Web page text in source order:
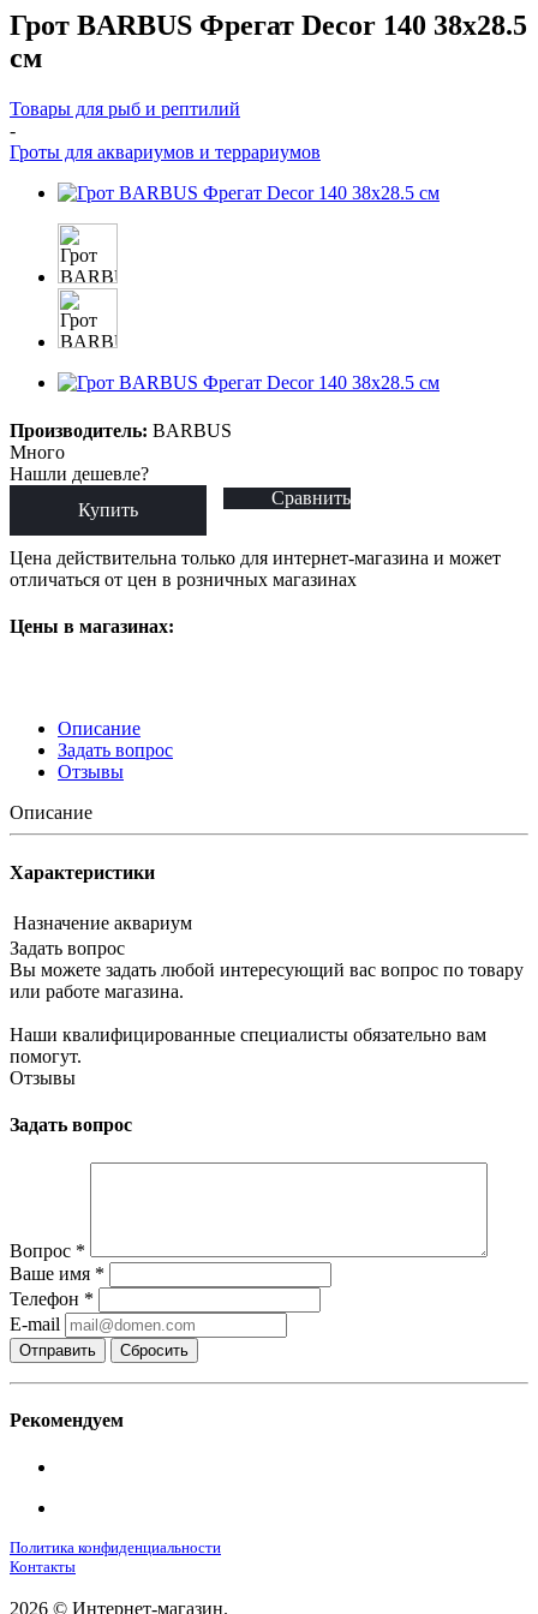
Грот BARBUS Фрегат Decor 140 38x28.5
см
Товары для рыб и рептилий
-
Гроты для аквариумов и террариумов
Производитель: BARBUS
Много
Нашли дешевле?
Купить
Сравнить
Цена действительна только для интернет-магазина и может
отличаться от цен в розничных магазинах
Цены в магазинах:
Описание
Задать вопрос
Отзывы
Описание
Характеристики
Назначение аквариум
Задать вопрос
Вы можете задать любой интересующий вас вопрос по товару
или работе магазина.
Наши квалифицированные специалисты обязательно вам
помогут.
Отзывы
Задать вопрос
Вопрос *
Ваше имя *
Телефон *
E-mail
Сбросить
Рекомендуем
Политика конфиденциальности
Контакты
2026 © Интернет-магазин.